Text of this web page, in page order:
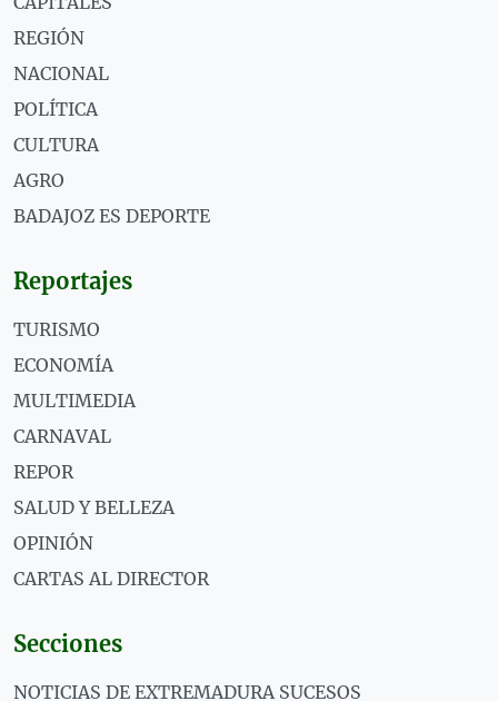
REGIÓN
NACIONAL
POLÍTICA
CULTURA
AGRO
BADAJOZ ES DEPORTE
Reportajes
TURISMO
ECONOMÍA
MULTIMEDIA
CARNAVAL
REPOR
SALUD Y BELLEZA
OPINIÓN
CARTAS AL DIRECTOR
Secciones
NOTICIAS DE EXTREMADURA SUCESOS